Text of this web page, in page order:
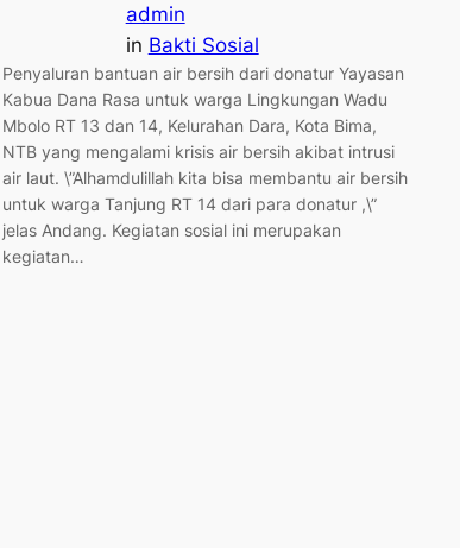
admin
in Bakti Sosial
Penyaluran bantuan air bersih dari donatur Yayasan
Kabua Dana Rasa untuk warga Lingkungan Wadu
Mbolo RT 13 dan 14, Kelurahan Dara, Kota Bima,
NTB yang mengalami krisis air bersih akibat intrusi
air laut. \”Alhamdulillah kita bisa membantu air bersih
untuk warga Tanjung RT 14 dari para donatur ,\”
jelas Andang. Kegiatan sosial ini merupakan
kegiatan…